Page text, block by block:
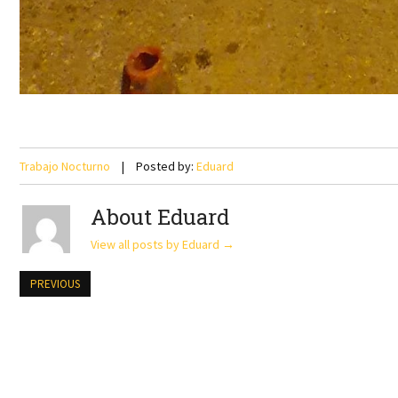
Trabajo Nocturno Posted by: Eduard
About Eduard
View all posts by Eduard →
PREVIOUS